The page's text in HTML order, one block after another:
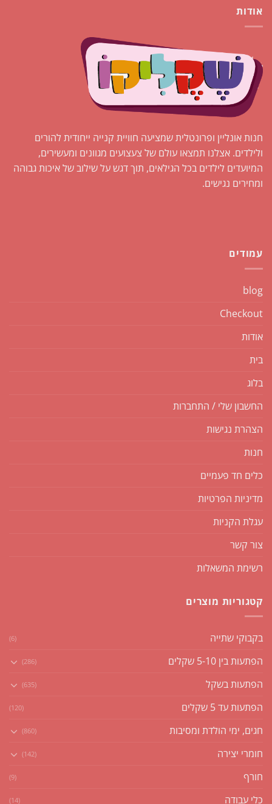
אודות
חנות אונליין ופרונטלית שמציעה חוויית קנייה ייחודית להורים
ולילדים. אצלנו תמצאו עולם של צעצועים מגוונים ומעשירים,
המיועדים לילדים בכל הגילאים, תוך דגש על שילוב של איכות גבוהה
ומחירים נגישים.
עמודים
blog
Checkout
אודות
בית
בלוג
החשבון שלי / התחברות
הצהרת נגישות
חנות
כלים חד פעמיים
מדיניות הפרטיות
עגלת הקניות
צור קשר
רשימת המשאלות
קטגוריות מוצרים
בקבוקי שתייה (6)
הפתעות בין 5-10 שקלים (286)
הפתעות בשקל (635)
הפתעות עד 5 שקלים (120)
חגים, ימי הולדת ומסיבות (860)
חומרי יצירה (142)
חורף (9)
כלי עבודה (14)